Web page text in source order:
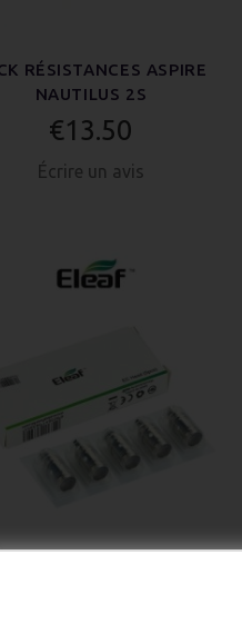
RÉSISTANCES ASPIRE
NAUTILUS 2S
€13.50
Écrire un avis